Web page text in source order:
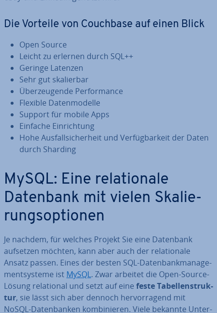
Die Vorteile von Couchbase auf einen Blick
Open Source
Leicht zu erlernen durch SQL++
Geringe Latenzen
Sehr gut ska­lier­bar
Über­zeu­gen­de Per­for­mance
Flexible Da­ten­mo­del­le
Support für mobile Apps
Einfache Ein­rich­tung
Hohe Aus­fall­si­cher­heit und Ver­füg­bar­keit der Daten
durch Sharding
MySQL: Eine re­la­tio­na­le
Datenbank mit vielen Ska­lie­
rungs­op­tio­nen
Je nachdem, für welches Projekt Sie eine Datenbank
aufsetzen möchten, kann aber auch der re­la­tio­na­le
Ansatz passen. Eines der besten SQL-Da­ten­bank­ma­nage­
ment­sys­te­me ist MySQL. Zwar arbeitet die Open-Source-
Lösung re­la­tio­nal und setzt auf eine feste Ta­bel­len­struk­
tur, sie lässt sich aber dennoch her­vor­ra­gend mit
NoSQL-Da­ten­ban­ken kom­bi­nie­ren. Viele bekannte Un­ter­